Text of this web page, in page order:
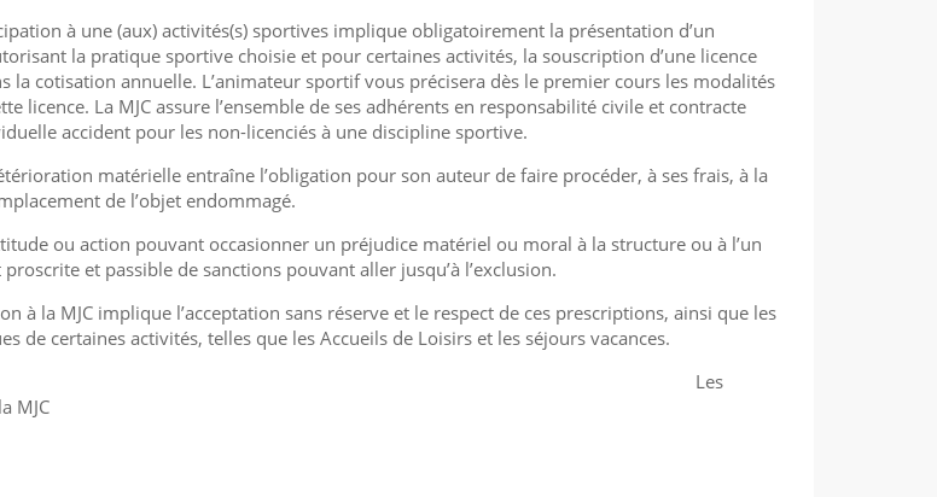
à une (aux) activités(s) sportives implique obligatoirement la présentation d’un
la pratique sportive choisie et pour certaines activités, la souscription d’une licence
la cotisation annuelle. L’animateur sportif vous précisera dès le premier cours les modalités
licence. La MJC assure l’ensemble de ses adhérents en responsabilité civile et contracte
accident pour les non-licenciés à une discipline sportive.
matérielle entraîne l’obligation pour son auteur de faire procéder, à ses frais, à la
de l’objet endommagé.
ou action pouvant occasionner un préjudice matériel ou moral à la structure ou à l’un
et passible de sanctions pouvant aller jusqu’à l’exclusion.
à la MJC implique l’acceptation sans réserve et le respect de ces prescriptions, ainsi que les
de certaines activités, telles que les Accueils de Loisirs et les séjours vacances.
MJC